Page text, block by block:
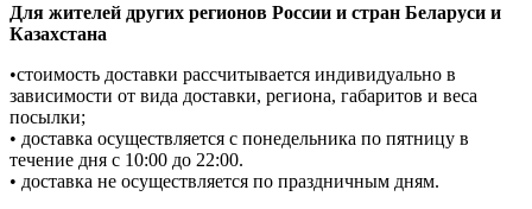
Для жителей других регионов России и стран Беларуси и
Казахстана
•стоимость доставки рассчитывается индивидуально в
зависимости от вида доставки, региона, габаритов и веса
посылки;
• доставка осуществляется с понедельника по пятницу в
течение дня с 10:00 до 22:00.
• доставка не осуществляется по праздничным дням.